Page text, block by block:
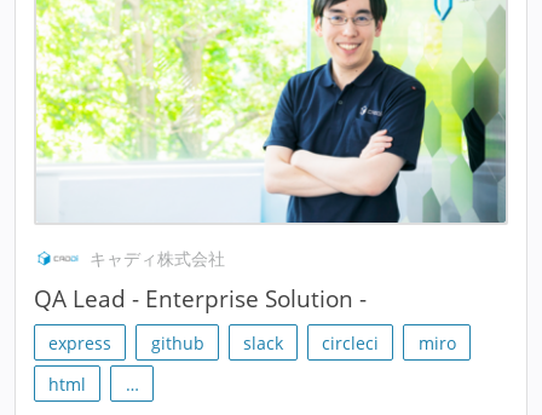
キャディ株式会社
QA Lead - Enterprise Solution -
express github slack circleci
miro
html
…